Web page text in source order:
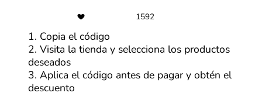
Se abrirá una ventana con mayor información de la
de segundos, serás redirigido a la página web de
Volaris. Estando allí, selecciona tus productos favoritos
y añadelos en tu carrito. No olvides revisar el resumen
de tu compra para saber que tu descuento está siendo
aplicado. Con estos sencillos pasos, aprovechar al
1592
1. Copia el código
2. Visita la tienda y selecciona los productos
deseados
3. Aplica el código antes de pagar y obtén el
descuento